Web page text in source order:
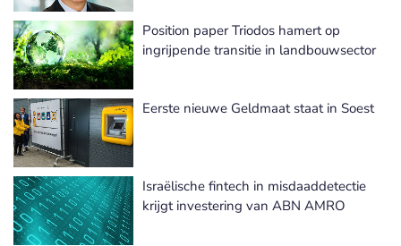
Position paper Triodos hamert op
ingrijpende transitie in landbouwsector
Eerste nieuwe Geldmaat staat in Soest
Israëlische fintech in misdaaddetectie
krijgt investering van ABN AMRO